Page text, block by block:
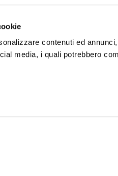
contenuti ed
media, i quali potrebbero